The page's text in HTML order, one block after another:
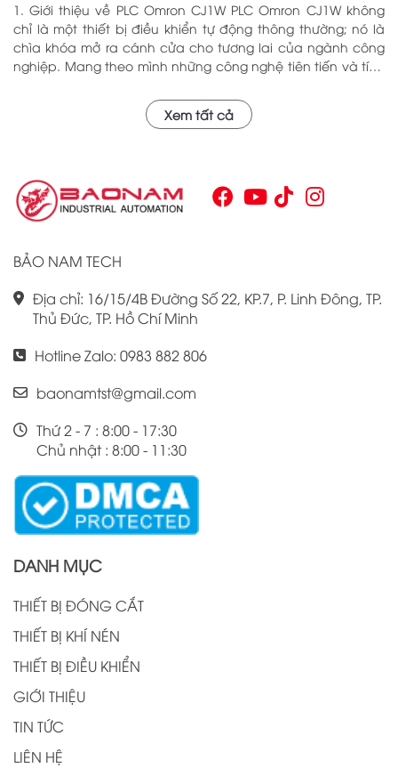
1. Giới thiệu về PLC Omron CJ1W PLC Omron CJ1W không
chỉ là một thiết bị điều khiển tự động thông thường; nó là
chìa khóa mở ra cánh cửa cho tương lai của ngành công
nghiệp. Mang theo mình những công nghệ tiên tiến và tính
mình qua nhiều năm phục vụ trong nhiều lĩnh vực khác
nhau. Với khả năng hoạt động ổn định và hiệu quả, sản
Chính vì vậy, việc nắm vững những thông tin cơ bản về PLC
Omron CJ1W là điều cần thiết cho bất kỳ ai muốn cải thiện
hiệu suất công việc của mình.
Xem tất cả
BẢO NAM TECH
Địa chỉ: 16/15/4B Đường Số 22, KP.7, P. Linh Đông, TP.
Thủ Đức, TP. Hồ Chí Minh
Hotline Zalo: 0983 882 806
baonamtst@gmail.com
Thứ 2 - 7 : 8:00 - 17:30
Chủ nhật : 8:00 - 11:30
DANH MỤC
THIẾT BỊ ĐÓNG CẮT
THIẾT BỊ KHÍ NÉN
THIẾT BỊ ĐIỀU KHIỂN
GIỚI THIỆU
TIN TỨC
LIÊN HỆ